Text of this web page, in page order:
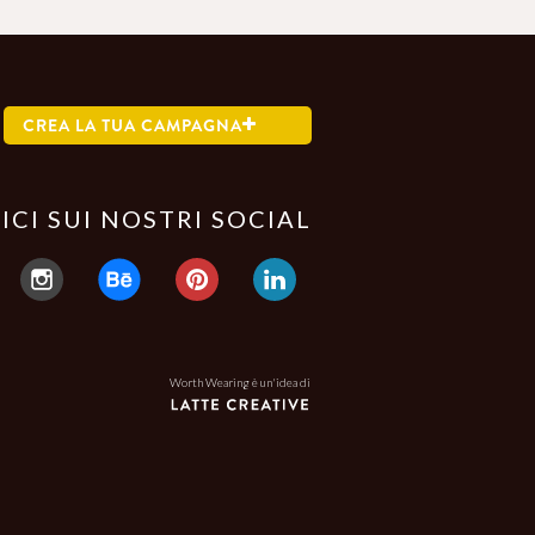
CREA LA TUA CAMPAGNA
SUI NOSTRI SOCIAL
Worth Wearing è un'idea di